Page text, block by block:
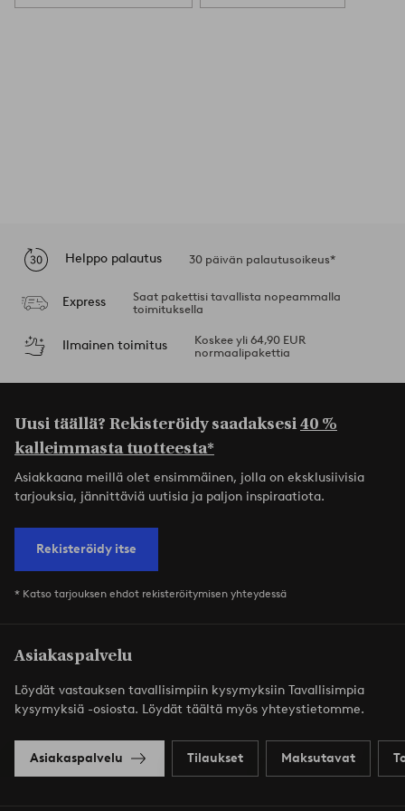
Helppo palautus 30 päivän palautusoikeus*
Express
Saat pakettisi tavallista nopeammalla
toimituksella
Ilmainen toimitus
Koskee yli 64,90 EUR
normaalipakettia
Uusi täällä? Rekisteröidy saadaksesi40 %
kalleimmasta tuotteesta*
Asiakkaana meillä olet ensimmäinen, jolla on eksklusiivisia
tarjouksia, jännittäviä uutisia ja paljon inspiraatiota.
Rekisteröidy itse
* Katso tarjouksen ehdot rekisteröitymisen yhteydessä
Asiakaspalvelu
Löydät vastauksen tavallisimpiin kysymyksiin Tavallisimpia
kysymyksiä -osiosta. Löydät täältä myös yhteystietomme.
Asiakaspalvelu Tilaukset Maksutavat